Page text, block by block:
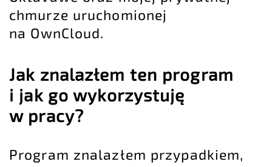
chmurze uruchomionej
na OwnCloud.
Jak znalazłem ten program
i jak go wykorzystuję
w pracy?
Program znalazłem przypadkiem,